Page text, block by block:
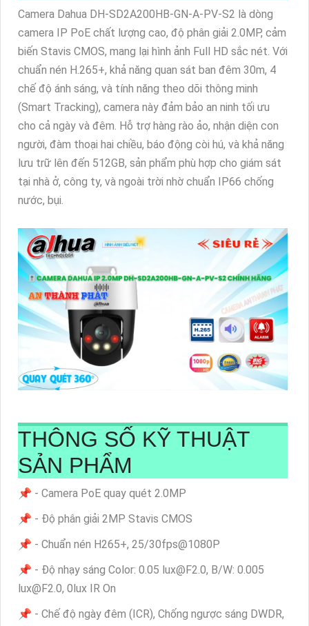
Camera Dahua DH-SD2A200HB-GN-A-PV-S2 là dòng
camera IP PoE chất lượng cao, độ phân giải 2.0MP, cảm
biến Stavis CMOS, mang lại hình ảnh Full HD sắc nét. Với
chuẩn nén H.265+, khả năng quan sát ban đêm 30m, 4
chế độ ánh sáng, và tính năng theo dõi thông minh
(Smart Tracking), camera này đảm bảo an ninh tối ưu
cho cả ngày và đêm. Hỗ trợ hàng rào ảo, nhận diện con
người, đàm thoại hai chiều, báo động còi hú, và khả năng
lưu trữ lên đến 512GB, sản phẩm phù hợp cho giám sát
tại nhà ở, công ty, và ngoài trời nhờ chuẩn IP66 chống
nước, bụi.
THÔNG SỐ KỸ THUẬT
SẢN PHẨM
📌 - Camera PoE quay quét 2.0MP
📌 - Độ phân giải 2MP Stavis CMOS
📌 - Chuẩn nén H265+, 25/30fps@1080P
📌 - Độ nhạy sáng Color: 0.05 lux@F2.0, B/W: 0.005
lux@F2.0, 0lux IR On
📌 - Chế độ ngày đêm (ICR), Chống ngược sáng DWDR,